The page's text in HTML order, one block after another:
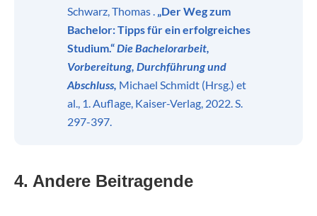
Schwarz, Thomas . „Der Weg zum
Bachelor: Tipps für ein erfolgreiches
Studium.“Die Bachelorarbeit,
Vorbereitung, Durchführung und
Abschluss, Michael Schmidt (Hrsg.) et
al., 1. Auflage, Kaiser-Verlag, 2022. S.
297-397.
4. Andere Beitragende